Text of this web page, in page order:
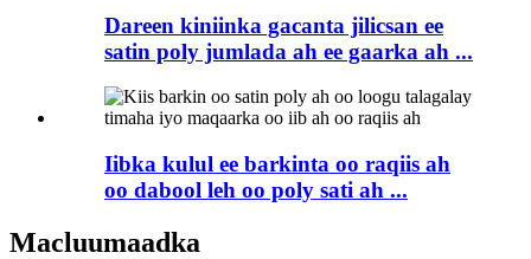
Dareen kiniinka gacanta jilicsan ee
satin poly jumlada ah ee gaarka ah ...
Iibka kulul ee barkinta oo raqiis ah
oo dabool leh oo poly sati ah ...
Macluumaadka